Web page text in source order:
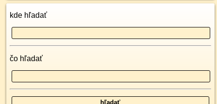
kde hľadať
čo hľadať